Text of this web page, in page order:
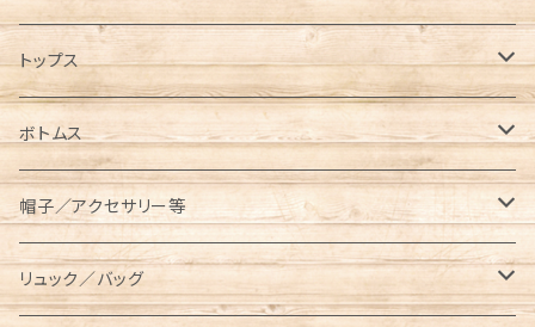
anello（アネロ）
AO Coolers（エーオークーラーズ）
asobito（アソビト）
AVIREX（アビレックス）
焚き火グッズ
ケース各種
コンテナ／ツールボックス
スキレットケース
テーブル／チェア
コット／マット
トップス
ノースリーブ／タンクトップ
半袖Tシャツ
長袖／ハンパ袖Tシャツ
ボトムス
オーバーオール／オールインワン
ロングパンツ
帽子／アクセサリー等
キャップ／ハット
リュック／バッグ